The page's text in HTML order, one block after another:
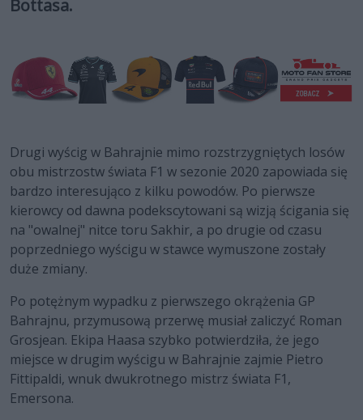
Bottasa.
Drugi wyścig w Bahrajnie mimo rozstrzygniętych losów
obu mistrzostw świata F1 w sezonie 2020 zapowiada się
bardzo interesująco z kilku powodów. Po pierwsze
kierowcy od dawna podekscytowani są wizją ścigania się
na "owalnej" nitce toru Sakhir, a po drugie od czasu
poprzedniego wyścigu w stawce wymuszone zostały
duże zmiany.
Po potężnym wypadku z pierwszego okrążenia GP
Bahrajnu, przymusową przerwę musiał zaliczyć Roman
Grosjean. Ekipa Haasa szybko potwierdziła, że jego
miejsce w drugim wyścigu w Bahrajnie zajmie Pietro
Fittipaldi, wnuk dwukrotnego mistrz świata F1,
Emersona.